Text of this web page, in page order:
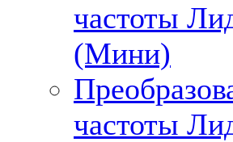
частоты
(Мини)
частоты